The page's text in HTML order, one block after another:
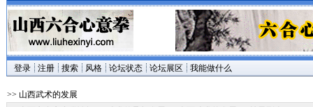
登录 注册 搜索 风格 论坛状态 论坛展区 我能做什么
>> 山西武术的发展